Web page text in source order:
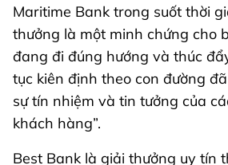
Maritime Bank trong suốt thời
thưởng là một minh chứng cho
đang đi đúng hướng và thúc
tục kiên định theo con đường
sự tín nhiệm và tin tưởng của
khách hàng”.
Best Bank là giải thưởng uy tín